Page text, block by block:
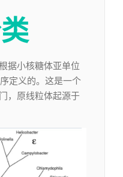
据小核糖体亚单位
定义的。这是一个
，原线粒体起源于